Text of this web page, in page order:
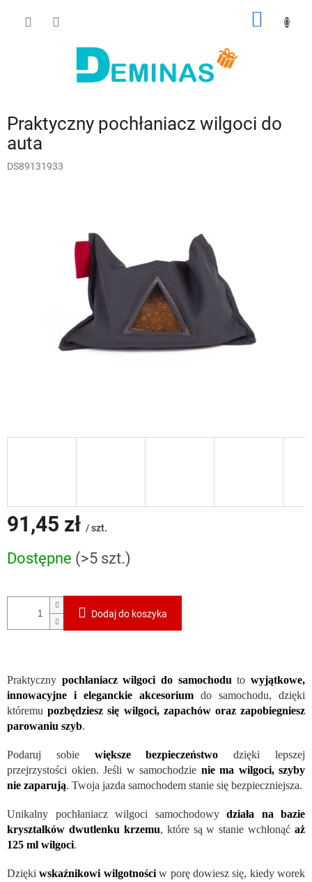
Praktyczny pochłaniacz wilgoci do
auta
DS89131933
91,45 zł / szt.
jednostkowa:
Dostępne (>5 szt.)
Dodaj do koszyka
Praktyczny pochłaniacz wilgoci do samochodu towyjątkowe,
innowacyjne i eleganckie akcesorium do samochodu, dzięki
któremupozbędziesz się wilgoci, zapachów oraz zapobiegniesz
parowaniu szyb.
Podaruj sobie większe bezpieczeństwo dzięki lepszej
przejrzystości okien. Jeśli w samochodzie nie ma wilgoci, szyby
nie zaparują. Twoja jazda samochodem stanie się bezpieczniejsza.
Unikalny pochłaniacz wilgoci samochodowy działa na bazie
kryształków dwutlenku krzemu, które są w stanie wchłonąć aż
125 ml wilgoci.
Dziękiwskaźnikowi wilgotnościw porę dowiesz się, kiedy worek